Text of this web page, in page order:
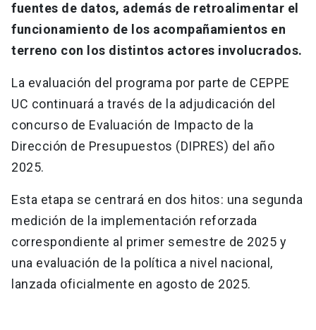
fuentes de datos, además de retroalimentar el
funcionamiento de los acompañamientos en
terreno con los distintos actores involucrados.
La evaluación del programa por parte de CEPPE
UC continuará a través de la adjudicación del
concurso de Evaluación de Impacto de la
Dirección de Presupuestos (DIPRES) del año
2025.
Esta etapa se centrará en dos hitos: una segunda
medición de la implementación reforzada
correspondiente al primer semestre de 2025 y
una evaluación de la política a nivel nacional,
lanzada oficialmente en agosto de 2025.